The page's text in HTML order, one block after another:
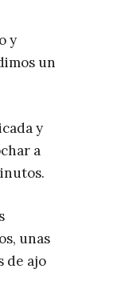
y
un
y
a
unas
de ajo